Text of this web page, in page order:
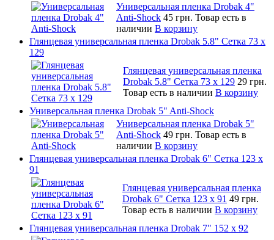
Универсальная пленка Drobak 4"
Anti-Shock 45 грн. Товар есть в
наличии В корзину
Глянцевая универсальная пленка Drobak 5.8" Сетка 73 x
129
Глянцевая универсальная пленка
Drobak 5.8" Сетка 73 x 129 29 грн.
Товар есть в наличии В корзину
Универсальная пленка Drobak 5" Anti-Shock
Универсальная пленка Drobak 5"
Anti-Shock 49 грн. Товар есть в
наличии В корзину
Глянцевая универсальная пленка Drobak 6" Сетка 123 х
91
Глянцевая универсальная пленка
Drobak 6" Сетка 123 х 91 49 грн.
Товар есть в наличии В корзину
Глянцевая универсальная пленка Drobak 7" 152 x 92